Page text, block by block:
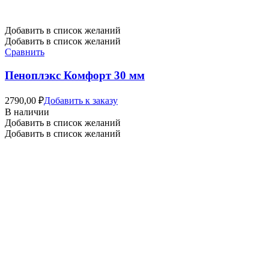
Добавить в список желаний
Добавить в список желаний
Сравнить
Пеноплэкс Комфорт 30 мм
2790,00 ₽Добавить к заказу
В наличии
Добавить в список желаний
Добавить в список желаний